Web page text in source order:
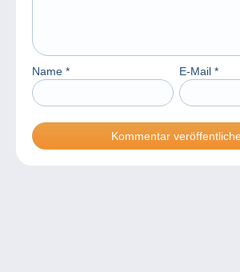
Name * E-Mail *